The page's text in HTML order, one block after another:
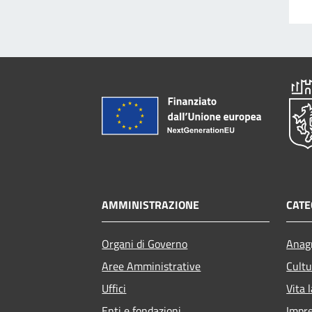
AMMINISTRAZIONE
Organi di Governo
Aree Amministrative
Uffici
Vita